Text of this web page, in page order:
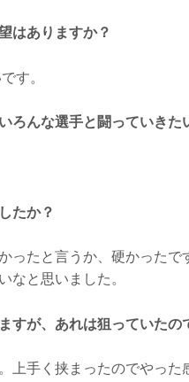
はありますか？
す。
んな選手と闘っていきた
たか？
ったと言うか、硬かったで
なと思いました。
が、あれは狙っていたの
上手く挟まったのでやった